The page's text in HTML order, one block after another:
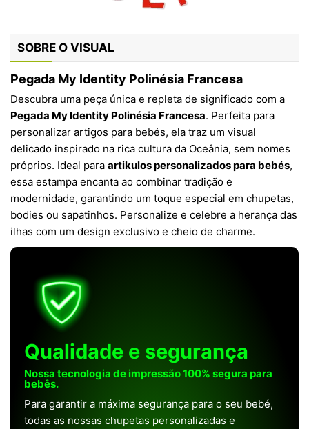
SOBRE O VISUAL
Pegada My Identity Polinésia Francesa
Descubra uma peça única e repleta de significado com a
Pegada My Identity Polinésia Francesa. Perfeita para
personalizar artigos para bebés, ela traz um visual
delicado inspirado na rica cultura da Oceânia, sem nomes
próprios. Ideal para artikulos personalizados para bebés,
essa estampa encanta ao combinar tradição e
modernidade, garantindo um toque especial em chupetas,
bodies ou sapatinhos. Personalize e celebre a herança das
ilhas com um design exclusivo e cheio de charme.
Qualidade e segurança
Nossa tecnologia de impressão 100% segura para
bebês.
Para garantir a máxima segurança para o seu bebé,
todas as nossas chupetas personalizadas e